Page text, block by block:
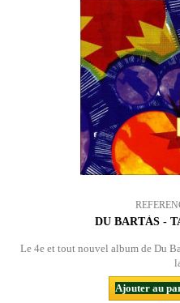
DU BARTÀS -
Le 4e et tout nouvel album de Du
Ajouter au